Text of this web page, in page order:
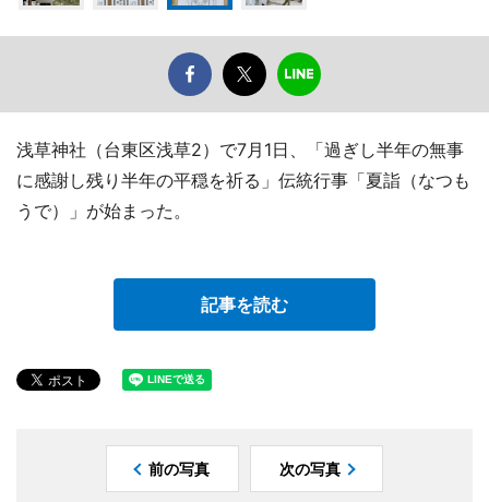
浅草神社（台東区浅草2）で7月1日、「過ぎし半年の無事
に感謝し残り半年の平穏を祈る」伝統行事「夏詣（なつも
うで）」が始まった。
記事を読む
前の写真 次の写真